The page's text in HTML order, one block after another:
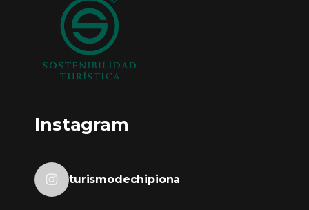
Instagram
turismodechipiona